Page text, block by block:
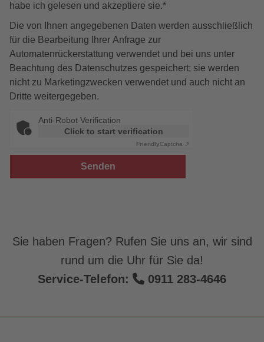
habe ich gelesen und akzeptiere sie.*
Die von Ihnen angegebenen Daten werden ausschließlich
für die Bearbeitung Ihrer Anfrage zur
Automatenrückerstattung verwendet und bei uns unter
Beachtung des Datenschutzes gespeichert; sie werden
nicht zu Marketingzwecken verwendet und auch nicht an
Dritte weitergegeben.
Anti-Robot Verification
Click to start verification
FriendlyCaptcha ⇗
Sie haben Fragen? Rufen Sie uns an, wir sind
rund um die Uhr für Sie da!
Service-Telefon:
0911 283-4646